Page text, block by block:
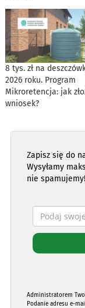
8 tys. zł na
2026 roku. Program
Mikroretencja: jak
wniosek?
Zapisz się do
Wysyłamy
nie spamujemy!
Administratorem
Podanie adresu e-